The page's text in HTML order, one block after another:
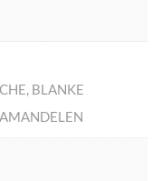
BLANKE